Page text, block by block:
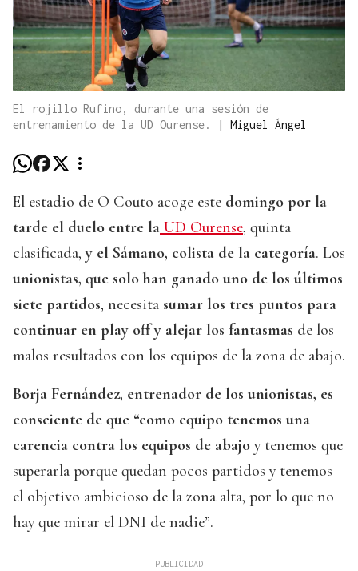
El rojillo Rufino, durante una sesión de
entrenamiento de la UD Ourense.
| Miguel Ángel
El estadio de O Couto acoge este domingo por la
tarde el duelo entre la UD Ourense, quinta
clasificada,y el Sámano, colista de la categoría. Los
unionistas, que solo han ganado uno de los últimos
siete partidos, necesita sumar los tres puntos para
continuar en play off y alejar los fantasmas de los
malos resultados con los equipos de la zona de abajo.
Borja Fernández, entrenador de los unionistas, es
consciente de que “como equipo tenemos una
carencia contra los equipos de abajo y tenemos que
superarla porque quedan pocos partidos y tenemos
el objetivo ambicioso de la zona alta, por lo que no
hay que mirar el DNI de nadie”.